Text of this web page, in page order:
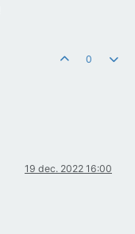
0
19 dec. 2022 16:00